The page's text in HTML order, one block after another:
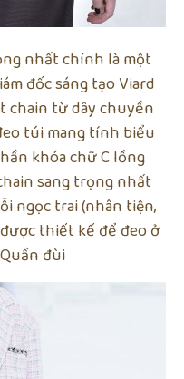
nhất chính là một
đốc sáng tạo Viard
chain từ dây chuyền
túi mang tính biểu
khóa chữ C lồng
sang trọng nhất
ngọc trai (nhân tiện,
thiết kế để đeo ở
đùi